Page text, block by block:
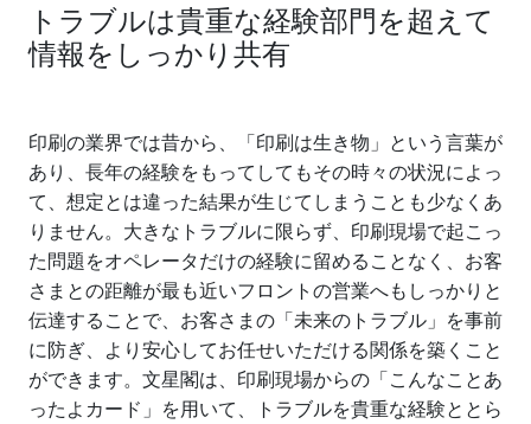
トラブルは貴重な経験部門を超えて
情報をしっかり共有
印刷の業界では昔から、「印刷は生き物」という言葉が
あり、長年の経験をもってしてもその時々の状況によっ
て、想定とは違った結果が生じてしまうことも少なくあ
りません。大きなトラブルに限らず、印刷現場で起こっ
た問題をオペレータだけの経験に留めることなく、お客
さまとの距離が最も近いフロントの営業へもしっかりと
伝達することで、お客さまの「未来のトラブル」を事前
に防ぎ、より安心してお任せいただける関係を築くこと
ができます。文星閣は、印刷現場からの「こんなことあ
ったよカード」を用いて、トラブルを貴重な経験ととら